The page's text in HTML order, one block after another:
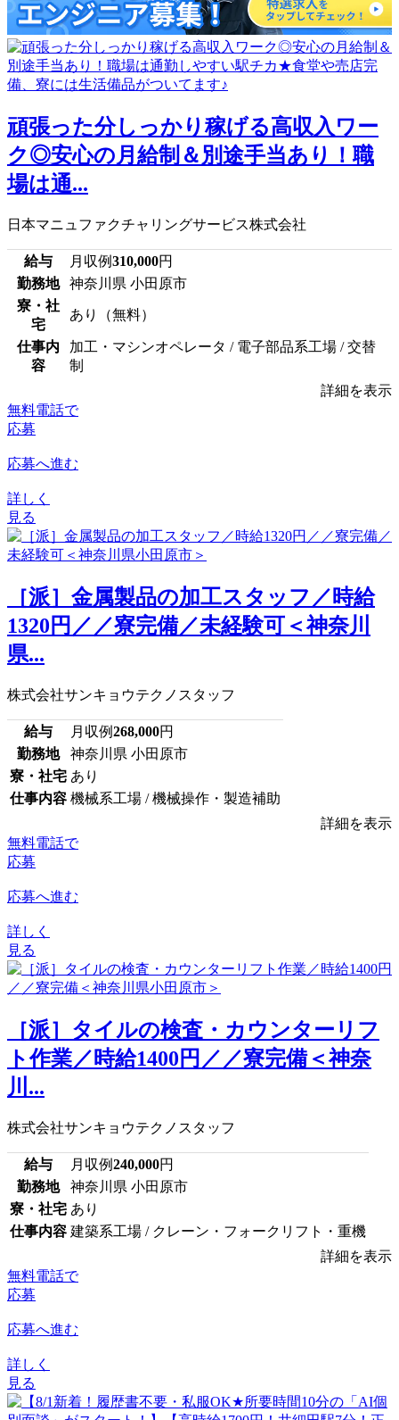
頑張った分しっかり稼げる高収入ワー
ク◎安心の月給制＆別途手当あり！職
場は通...
日本マニュファクチャリングサービス株式会社
給与 月収例310,000円
勤務地
神奈川県 小田原市
寮・社
宅
あり（無料）
仕事内
容
加工・マシンオペレータ / 電子部品系工場 / 交替
制
詳細を表示
無料電話で
応募
応募へ進む
詳しく
見る
［派］金属製品の加工スタッフ／時給
1320円／／寮完備／未経験可＜神奈川
県...
株式会社サンキョウテクノスタッフ
給与 月収例268,000円
勤務地
神奈川県 小田原市
寮・社宅 あり
仕事内容 機械系工場 / 機械操作・製造補助
詳細を表示
無料電話で
応募
応募へ進む
詳しく
見る
［派］タイルの検査・カウンターリフ
ト作業／時給1400円／／寮完備＜神奈
川...
株式会社サンキョウテクノスタッフ
給与 月収例240,000円
勤務地
神奈川県 小田原市
寮・社宅 あり
仕事内容 建築系工場 / クレーン・フォークリフト・重機
詳細を表示
無料電話で
応募
応募へ進む
詳しく
見る